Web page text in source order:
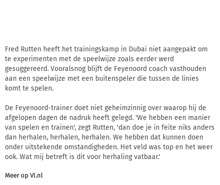
Fred Rutten heeft het trainingskamp in Dubai niet aangepakt om
te experimenten met de speelwijze zoals eerder werd
gesuggereerd. Vooralsnog blijft de Feyenoord coach vasthouden
aan een speelwijze met een buitenspeler die tussen de linies
komt te spelen.
De Feyenoord-trainer doet niet geheimzinnig over waarop hij de
afgelopen dagen de nadruk heeft gelegd. 'We hebben een manier
van spelen en trainen', zegt Rutten, 'dan doe je in feite niks anders
dan herhalen, herhalen, herhalen. We hebben dat kunnen doen
onder uitstekende omstandigheden. Het veld was top en het weer
ook. Wat mij betreft is dit voor herhaling vatbaar.'
Meer op VI.nl